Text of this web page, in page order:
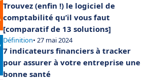
Trouvez (enfin !) le logiciel de
comptabilité qu’il vous faut
[comparatif de 13 solutions]
Définition• 27 mai 2024
7 indicateurs financiers à tracker
pour assurer à votre entreprise une
bonne santé